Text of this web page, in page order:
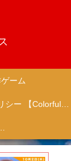
ーム
プライバシーポリシー 【Colorful Creation】
商取引に関する開示）